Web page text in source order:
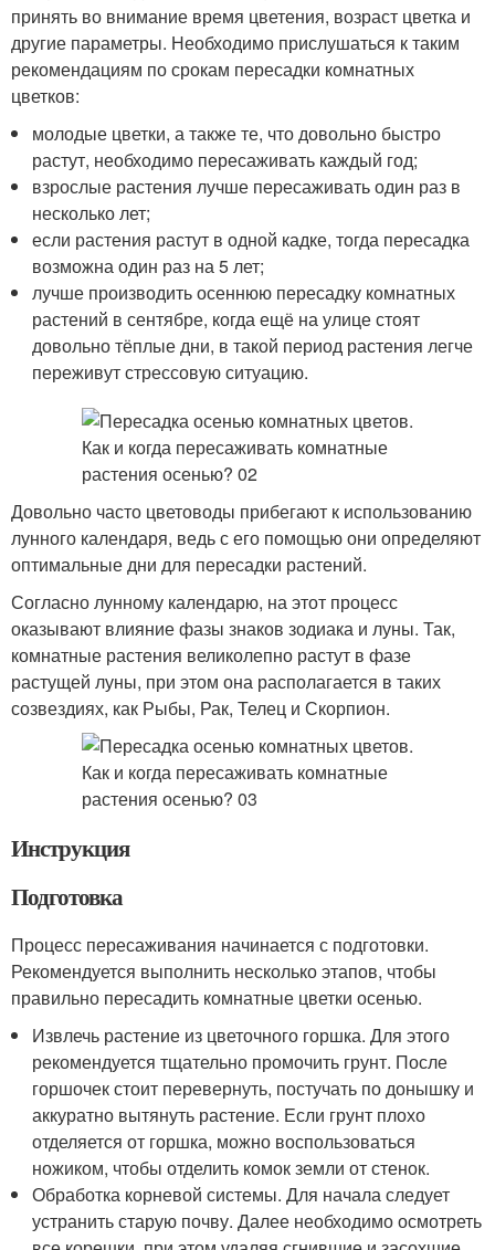
принять во внимание время цветения, возраст цветка и
другие параметры. Необходимо прислушаться к таким
рекомендациям по срокам пересадки комнатных
цветков:
молодые цветки, а также те, что довольно быстро
растут, необходимо пересаживать каждый год;
взрослые растения лучше пересаживать один раз в
несколько лет;
если растения растут в одной кадке, тогда пересадка
возможна один раз на 5 лет;
лучше производить осеннюю пересадку комнатных
растений в сентябре, когда ещё на улице стоят
довольно тёплые дни, в такой период растения легче
переживут стрессовую ситуацию.
Довольно часто цветоводы прибегают к использованию
лунного календаря, ведь с его помощью они определяют
оптимальные дни для пересадки растений.
Согласно лунному календарю, на этот процесс
оказывают влияние фазы знаков зодиака и луны. Так,
комнатные растения великолепно растут в фазе
растущей луны, при этом она располагается в таких
созвездиях, как Рыбы, Рак, Телец и Скорпион.
Инструкция
Подготовка
Процесс пересаживания начинается с подготовки.
Рекомендуется выполнить несколько этапов, чтобы
правильно пересадить комнатные цветки осенью.
Извлечь растение из цветочного горшка. Для этого
рекомендуется тщательно промочить грунт. После
горшочек стоит перевернуть, постучать по донышку и
аккуратно вытянуть растение. Если грунт плохо
отделяется от горшка, можно воспользоваться
ножиком, чтобы отделить комок земли от стенок.
Обработка корневой системы. Для начала следует
устранить старую почву. Далее необходимо осмотреть